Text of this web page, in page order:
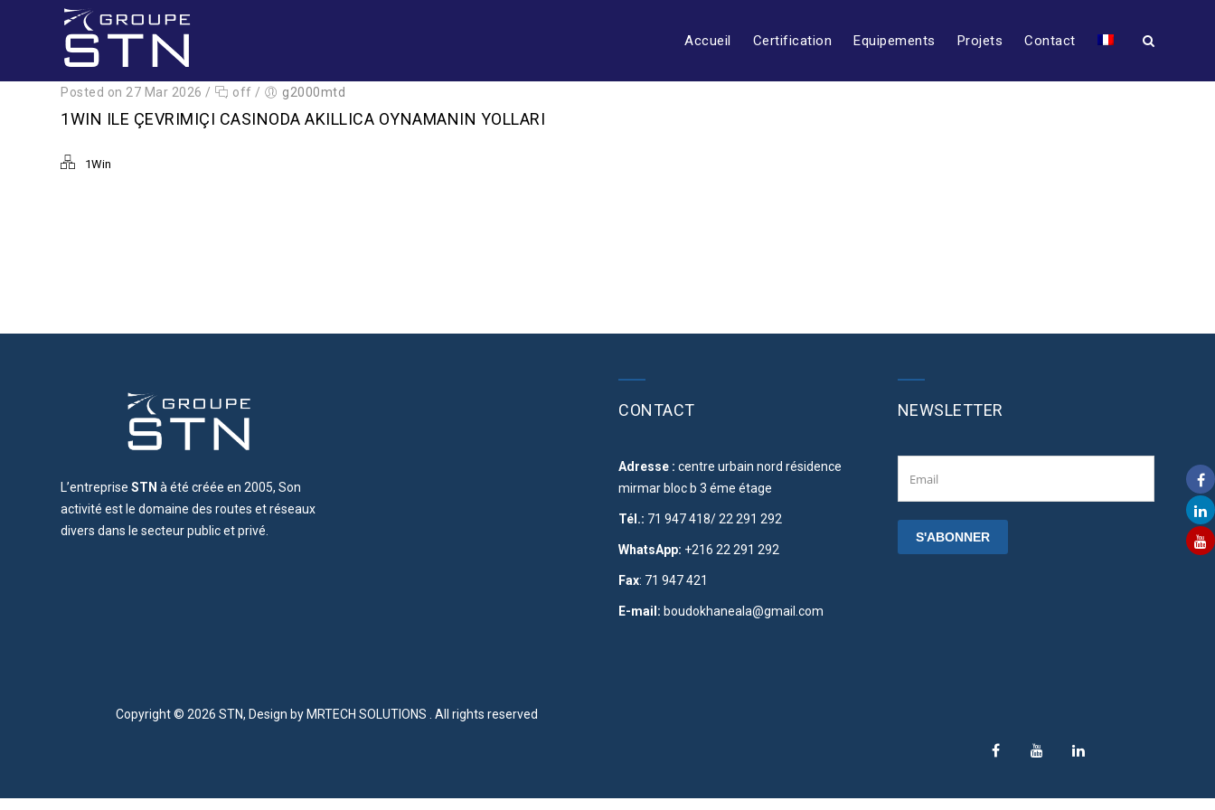
Accueil Certification Equipements Projets Contact
Posted on 27 Mar 2026 / off / g2000mtd
1WIN ILE ÇEVRIMIÇI CASINODA AKILLICA OYNAMANIN YOLLARI
1Win
L’entrepriseSTN à été créée en 2005, Son
activité est le domaine des routes et réseaux
divers dans le secteur public et privé.
CONTACT
Adresse : centre urbain nord résidence
mirmar bloc b 3 éme étage
Tél.: 71 947 418/ 22 291 292
WhatsApp: +216 22 291 292
Fax: 71 947 421
E-mail: boudokhaneala@gmail.com
NEWSLETTER
Copyright © 2026 STN, Design by MRTECH SOLUTIONS . All rights reserved